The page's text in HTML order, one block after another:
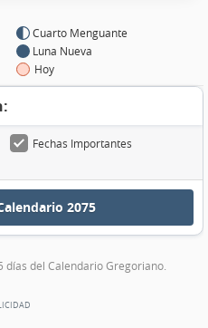
Cuarto Menguante
Luna Nueva
Hoy
Fechas Importantes
2075
días del Calendario Gregoriano.